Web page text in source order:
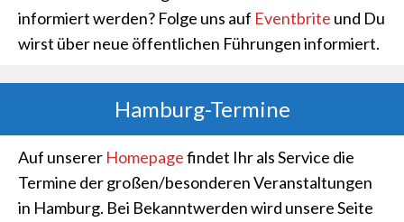
informiert werden? Folge uns auf Eventbrite und Du
wirst über neue öffentlichen Führungen informiert.
Hamburg-Termine
Auf unserer Homepagefindet Ihr als Service die
Termine der großen/besonderen Veranstaltungen
in Hamburg. Bei Bekanntwerden wird unsere Seite